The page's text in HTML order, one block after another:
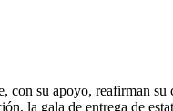
con su apoyo, reafirman
la gala de entrega de